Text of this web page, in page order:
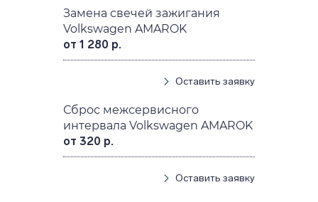
Замена свечей зажигания
Volkswagen AMAROK
от 1 280 р.
Оставить заявку
Сброс межсервисного
интервала Volkswagen AMAROK
от 320 р.
Оставить заявку